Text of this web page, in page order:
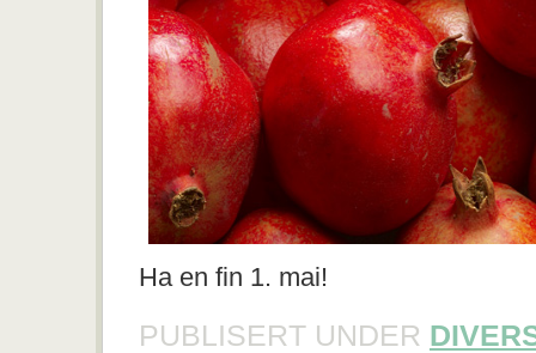
Ha en fin 1. mai!
PUBLISERT UNDER